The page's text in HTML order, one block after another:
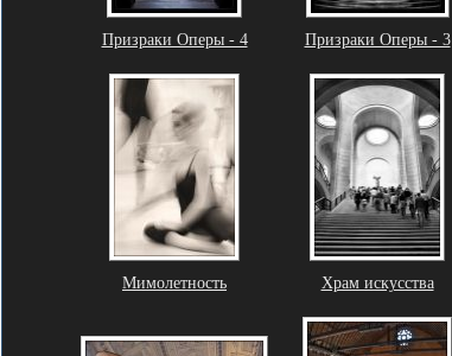
Призраки Оперы - 4 Призраки Оперы - 3
Мимолетность Храм искусства